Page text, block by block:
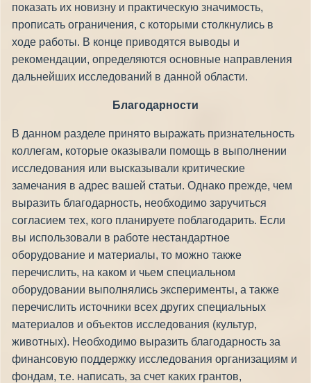
показать их новизну и практическую значимость,
прописать ограничения, с которыми столкнулись в
ходе работы. В конце приводятся выводы и
рекомендации, определяются основные направления
дальнейших исследований в данной области.
Благодарности
В данном разделе принято выражать признательность
коллегам, которые оказывали помощь в выполнении
исследования или высказывали критические
замечания в адрес вашей статьи. Однако прежде, чем
выразить благодарность, необходимо заручиться
согласием тех, кого планируете поблагодарить. Если
вы использовали в работе нестандартное
оборудование и материалы, то можно также
перечислить, на каком и чьем специальном
оборудовании выполнялись эксперименты, а также
перечислить источники всех других специальных
материалов и объектов исследования (культур,
животных). Необходимо выразить благодарность за
финансовую поддержку исследования организациям и
фондам, т.е. написать, за счет каких грантов,